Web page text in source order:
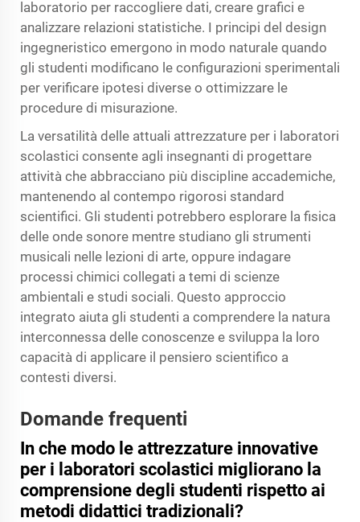
laboratorio per raccogliere dati, creare grafici e
analizzare relazioni statistiche. I principi del design
ingegneristico emergono in modo naturale quando
gli studenti modificano le configurazioni sperimentali
per verificare ipotesi diverse o ottimizzare le
procedure di misurazione.
La versatilità delle attuali attrezzature per i laboratori
scolastici consente agli insegnanti di progettare
attività che abbracciano più discipline accademiche,
mantenendo al contempo rigorosi standard
scientifici. Gli studenti potrebbero esplorare la fisica
delle onde sonore mentre studiano gli strumenti
musicali nelle lezioni di arte, oppure indagare
processi chimici collegati a temi di scienze
ambientali e studi sociali. Questo approccio
integrato aiuta gli studenti a comprendere la natura
interconnessa delle conoscenze e sviluppa la loro
capacità di applicare il pensiero scientifico a
contesti diversi.
Domande frequenti
In che modo le attrezzature innovative
per i laboratori scolastici migliorano la
comprensione degli studenti rispetto ai
metodi didattici tradizionali?